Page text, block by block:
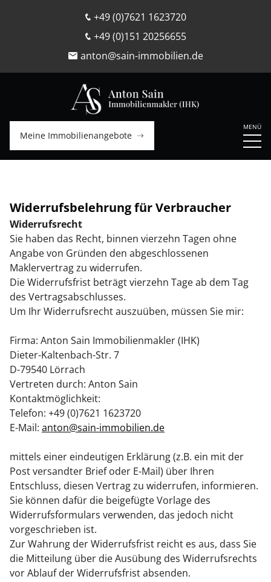
+49 (0)7621 1623720
+49 (0)151 20256655
anton@sain-immobilien.de
Meine Immobilienangebote
Widerrufsbelehrung für Verbraucher
Widerrufsrecht
Sie haben das Recht, binnen vierzehn Tagen ohne
Angabe von Gründen den abgeschlossenen
Maklervertrag zu widerrufen.
Die Widerrufsfrist beträgt vierzehn Tage ab dem Tag
des Vertragsabschlusses.
Um Ihr Widerrufsrecht auszuüben, müssen Sie mir:
Firma: Anton Sain Immobilienmakler (IHK)
Dieter-Kaltenbach-Str. 7
D-79540 Lörrach
Vertreten durch: Anton Sain
Kontaktmöglichkeit:
Telefon: +49 (0)7621 1623720
E-Mail: anton@sain-immobilien.de
mittels einer eindeutigen Erklärung (z.B. ein mit der
Post versandter Brief oder E-Mail) über Ihren
Entschluss, diesen Vertrag zu widerrufen, informieren.
Sie können dafür die beigefügte Vorlage des
Widerrufsformulars verwenden, das jedoch nicht
vorgeschrieben ist.
Zur Wahrung der Widerrufsfrist reicht es aus, dass Sie
die Mitteilung über die Ausübung des Widerrufsrechts
vor Ablauf der Widerrufsfrist absenden.